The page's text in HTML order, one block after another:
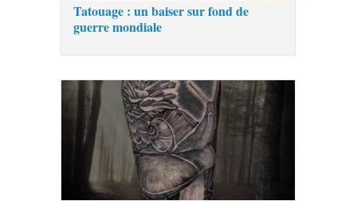
Tatouage : un baiser sur fond de
guerre mondiale